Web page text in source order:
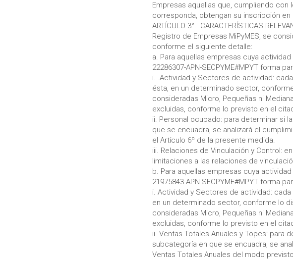
Empresas aquellas que, cumpliendo
corresponda, obtengan su inscripción en
ARTÍCULO 3°.- CARACTERÍSTICAS
Registro de Empresas MiPyMES, se
conforme el siguiente detalle:
a. Para aquellas empresas cuya
22286307-APN-SECPYME#MPYT forma
i. .Actividad y Sectores de actividad:
ésta, en un determinado sector,
consideradas Micro, Pequeñas ni
excluidas, conforme lo previsto en el
ii. Personal ocupado: para determinar si
que se encuadra, se analizará el
el Artículo 6º de la presente medida.
iii. Relaciones de Vinculación y Control:
limitaciones a las relaciones de
b. Para aquellas empresas cuya
21975843-APN-SECPYME#MPYT forma
i. Actividad y Sectores de actividad:
en un determinado sector, conforme lo
consideradas Micro, Pequeñas ni
excluidas, conforme lo previsto en el
ii. Ventas Totales Anuales y Topes: para
subcategoría en que se encuadra, se
Ventas Totales Anuales del modo